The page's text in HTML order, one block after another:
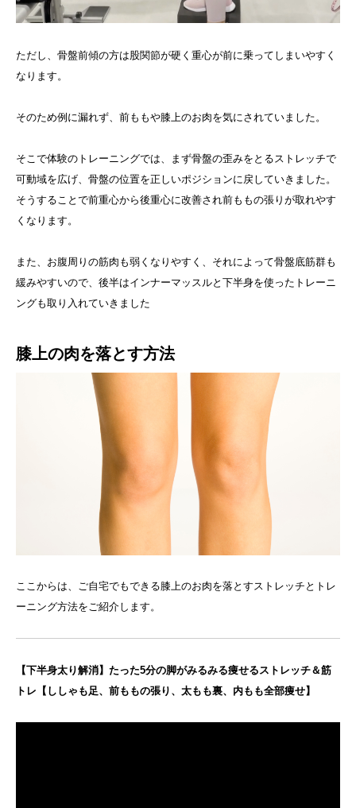
ただし、骨盤前傾の方は股関節が硬く重心が前に乗ってしまいやすく
なります。
そのため例に漏れず、前ももや膝上のお肉を気にされていました。
そこで体験のトレーニングでは、まず骨盤の歪みをとるストレッチで
可動域を広げ、骨盤の位置を正しいポジションに戻していきました。
そうすることで前重心から後重心に改善され前ももの張りが取れやす
くなります。
また、お腹周りの筋肉も弱くなりやすく、それによって骨盤底筋群も
緩みやすいので、後半はインナーマッスルと下半身を使ったトレーニ
ングも取り入れていきました
膝上の肉を落とす方法
ここからは、ご自宅でもできる膝上のお肉を落とすストレッチとトレ
ーニング方法をご紹介します。
【下半身太り解消】たった5分の脚がみるみる痩せるストレッチ＆筋
トレ【ししゃも足、前ももの張り、太もも裏、内もも全部痩せ】